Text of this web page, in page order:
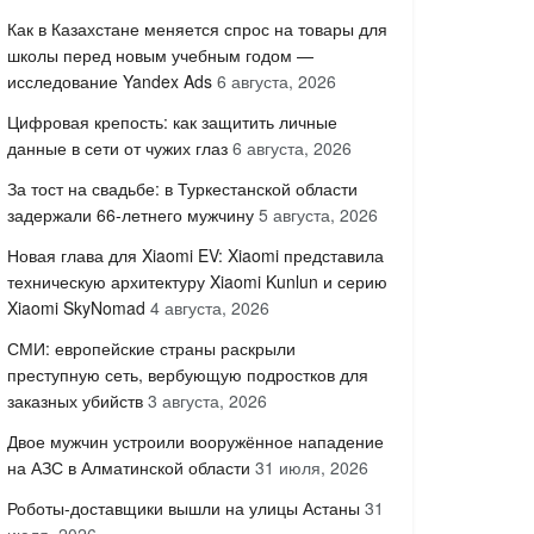
Как в Казахстане меняется спрос на товары для
школы перед новым учебным годом —
исследование Yandex Ads 6 августа, 2026
Цифровая крепость: как защитить личные
данные в сети от чужих глаз 6 августа, 2026
За тост на свадьбе: в Туркестанской области
задержали 66-летнего мужчину 5 августа, 2026
Новая глава для Xiaomi EV: Xiaomi представила
техническую архитектуру Xiaomi Kunlun и серию
Xiaomi SkyNomad 4 августа, 2026
СМИ: европейские страны раскрыли
преступную сеть, вербующую подростков для
заказных убийств 3 августа, 2026
Двое мужчин устроили вооружённое нападение
на АЗС в Алматинской области 31 июля, 2026
Роботы-доставщики вышли на улицы Астаны 31